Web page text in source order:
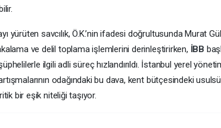
yürüten savcılık, Ö.K.’nin ifadesi doğrultusunda Murat
ve delil toplama işlemlerini derinleştirirken, İBB
ilgili adli süreç hızlandırıldı. İstanbul yerel
odağındaki bu dava, kent bütçesindeki
bir eşik niteliği taşıyor.